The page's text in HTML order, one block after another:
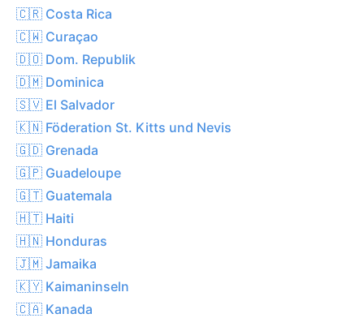
🇨🇷 Costa Rica
🇨🇼 Curaçao
🇩🇴 Dom. Republik
🇩🇲 Dominica
🇸🇻 El Salvador
🇰🇳 Föderation St. Kitts und Nevis
🇬🇩 Grenada
🇬🇵 Guadeloupe
🇬🇹 Guatemala
🇭🇹 Haiti
🇭🇳 Honduras
🇯🇲 Jamaika
🇰🇾 Kaimaninseln
🇨🇦 Kanada